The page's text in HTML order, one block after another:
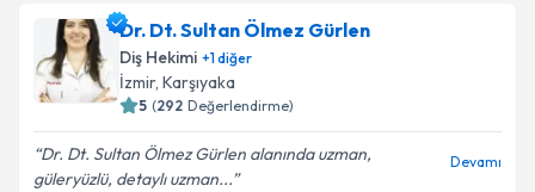
Dr. Dt. Sultan Ölmez Gürlen
Diş Hekimi +1diğer
İzmir, Karşıyaka
5 (292 Değerlendirme)
Dr. Dt. Sultan Ölmez Gürlen alanında uzman,
güleryüzlü, detaylı uzman...
Devamı